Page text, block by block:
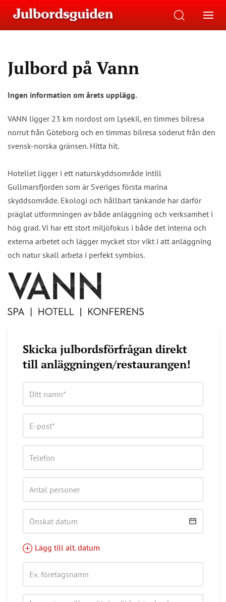
Julbord på Vann
Ingen information om årets upplägg.
VANN ligger 23 km nordost om Lysekil, en timmes bilresa
norrut från Göteborg och en timmas bilresa söderut från den
svensk-norska gränsen. Hitta hit.
Hotellet ligger i ett naturskyddsområde intill
Gullmarsfjorden som är Sveriges första marina
skyddsområde. Ekologi och hållbart tänkande har därför
präglat utformningen av både anläggning och verksamhet i
hög grad. Vi har ett stort miljöfokus i både det interna och
externa arbetet och lägger mycket stor vikt i att anläggning
och natur skall arbeta i perfekt symbios.
Skicka julbordsförfrågan direkt
till anläggningen/restaurangen!
Lägg till alt. datum